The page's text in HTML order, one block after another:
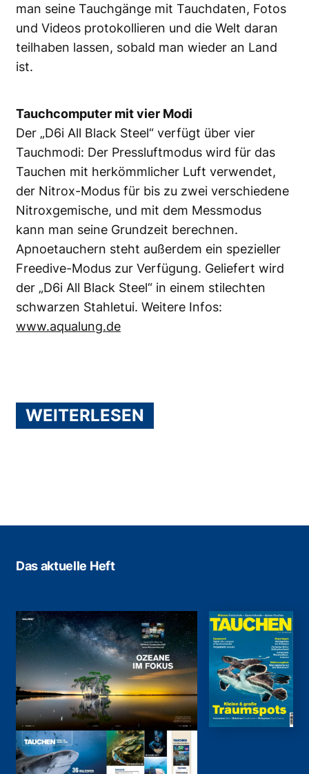
man seine Tauchgänge mit Tauchdaten, Fotos
und Videos protokollieren und die Welt daran
teilhaben lassen, sobald man wieder an Land
ist.
Tauchcomputer mit vier Modi
Der „D6i All Black Steel“ verfügt über vier
Tauchmodi: Der Pressluftmodus wird für das
Tauchen mit herkömmlicher Luft verwendet,
der Nitrox-Modus für bis zu zwei verschiedene
Nitroxgemische, und mit dem Messmodus
kann man seine Grundzeit berechnen.
Apnoetauchern steht außerdem ein spezieller
Freedive-Modus zur Verfügung. Geliefert wird
der „D6i All Black Steel“ in einem stilechten
schwarzen Stahletui. Weitere Infos:
www.aqualung.de
WEITERLESEN
Das aktuelle Heft